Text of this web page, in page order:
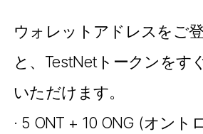
ウォレットアドレスをご
と、TestNetトークンをす
いただけます。
· 5 ONT + 10 ONG (オント